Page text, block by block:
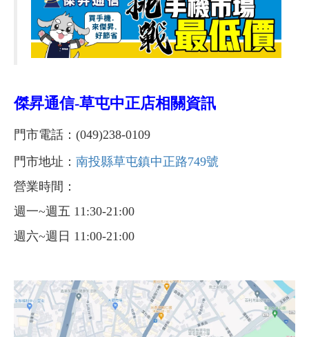
傑昇通信-草屯中正店相關資訊
門市電話：(049)238-0109
門市地址： 南投縣草屯鎮中正路749號
營業時間：
週一~週五 11:30-21:00
週六~週日 11:00-21:00